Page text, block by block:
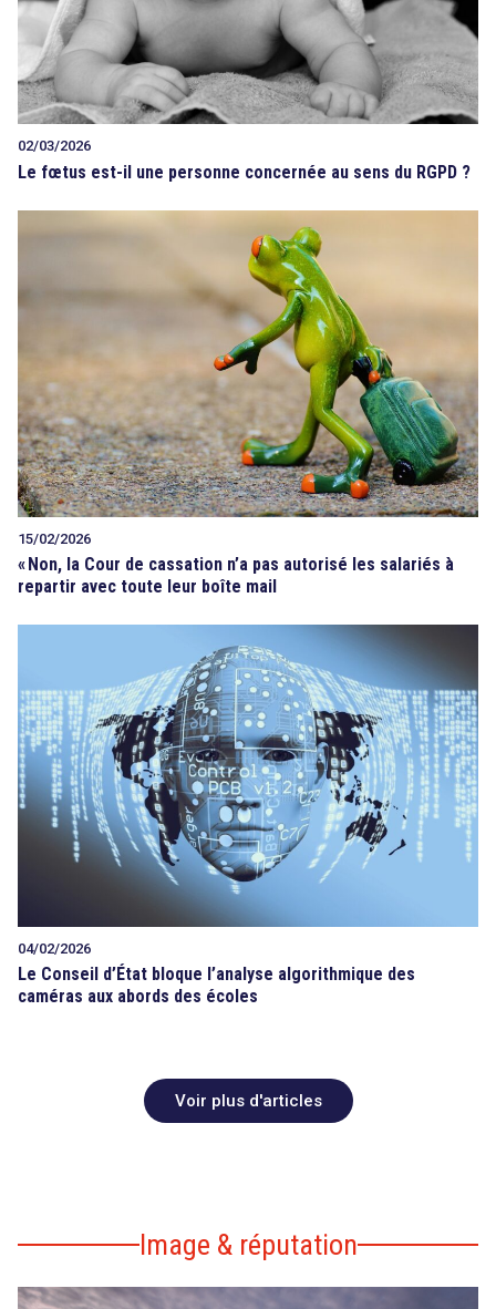
02/03/2026
Le fœtus est-il une personne concernée au sens du RGPD ?
15/02/2026
« Non, la Cour de cassation n’a pas autorisé les salariés à
repartir avec toute leur boîte mail
04/02/2026
Le Conseil d’État bloque l’analyse algorithmique des
caméras aux abords des écoles
Voir plus d'articles
Image & réputation